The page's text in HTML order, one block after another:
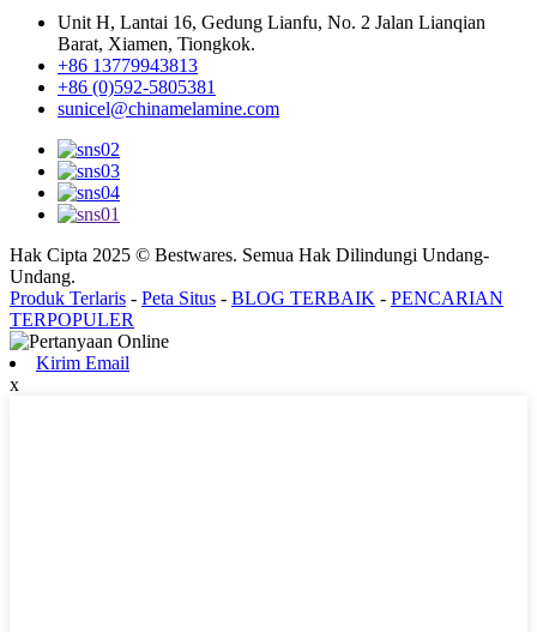
Unit H, Lantai 16, Gedung Lianfu, No. 2 Jalan Lianqian
Barat, Xiamen, Tiongkok.
+86 13779943813
+86 (0)592-5805381
sunicel@chinamelamine.com
Hak Cipta 2025 © Bestwares. Semua Hak Dilindungi Undang-
Undang.
Produk Terlaris - Peta Situs - BLOG TERBAIK - PENCARIAN
TERPOPULER
Kirim Email
x